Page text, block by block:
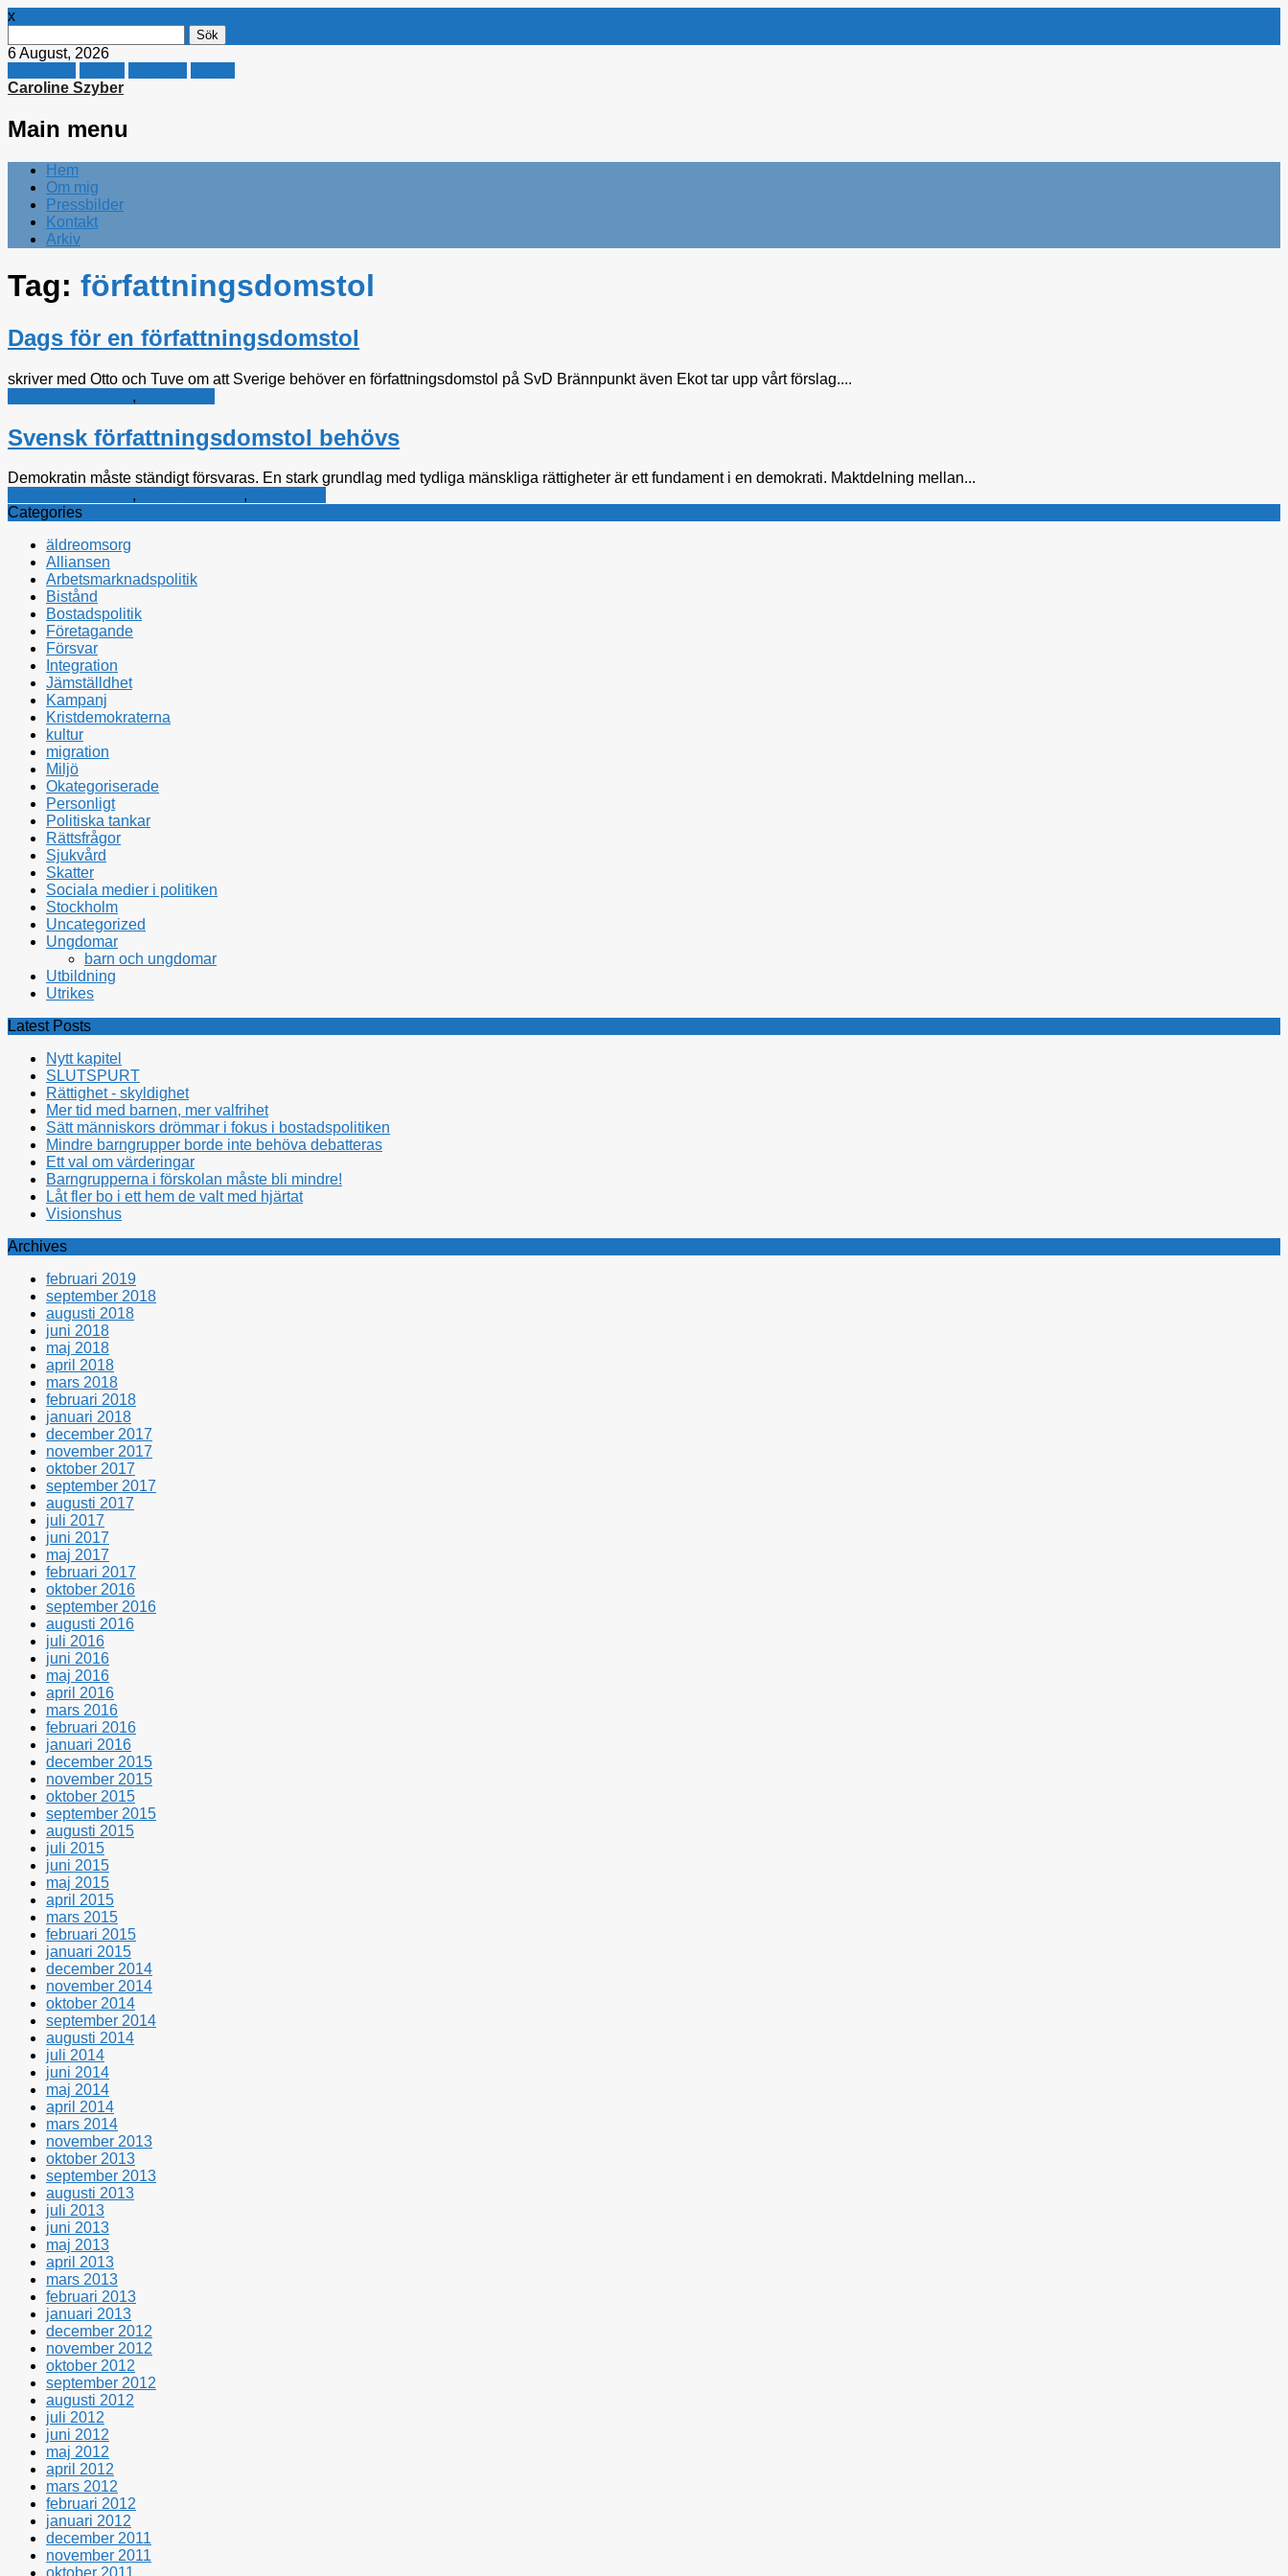
x
efter:
6 August, 2026
Caroline Szyber
Main menu
Skip
content
Hem
Om mig
Pressbilder
Kontakt
Arkiv
Tag: författningsdomstol
Dags för en författningsdomstol
skriver med Otto och Tuve om att Sverige behöver en författningsdomstol på SvD Brännpunkt även Ekot tar upp vårt förslag....
,
Svensk författningsdomstol behövs
Demokratin måste ständigt försvaras. En stark grundlag med tydliga mänskliga rättigheter är ett fundament i en demokrati. Maktdelning mellan...
, ,
Categories
äldreomsorg
Alliansen
Arbetsmarknadspolitik
Bistånd
Bostadspolitik
Företagande
Försvar
Integration
Jämställdhet
Kampanj
Kristdemokraterna
kultur
migration
Miljö
Okategoriserade
Personligt
Politiska tankar
Rättsfrågor
Sjukvård
Skatter
Sociala medier i politiken
Stockholm
Uncategorized
Ungdomar
barn och ungdomar
Utbildning
Utrikes
Latest Posts
Nytt kapitel
SLUTSPURT
Rättighet - skyldighet
Mer tid med barnen, mer valfrihet
Sätt människors drömmar i fokus i bostadspolitiken
Mindre barngrupper borde inte behöva debatteras
Ett val om värderingar
Barngrupperna i förskolan måste bli mindre!
Låt fler bo i ett hem de valt med hjärtat
Visionshus
Archives
februari 2019
september 2018
augusti 2018
juni 2018
maj 2018
april 2018
mars 2018
februari 2018
januari 2018
december 2017
november 2017
oktober 2017
september 2017
augusti 2017
juli 2017
juni 2017
maj 2017
februari 2017
oktober 2016
september 2016
augusti 2016
juli 2016
juni 2016
maj 2016
april 2016
mars 2016
februari 2016
januari 2016
december 2015
november 2015
oktober 2015
september 2015
augusti 2015
juli 2015
juni 2015
maj 2015
april 2015
mars 2015
februari 2015
januari 2015
december 2014
november 2014
oktober 2014
september 2014
augusti 2014
juli 2014
juni 2014
maj 2014
april 2014
mars 2014
november 2013
oktober 2013
september 2013
augusti 2013
juli 2013
juni 2013
maj 2013
april 2013
mars 2013
februari 2013
januari 2013
december 2012
november 2012
oktober 2012
september 2012
augusti 2012
juli 2012
juni 2012
maj 2012
april 2012
mars 2012
februari 2012
januari 2012
december 2011
november 2011